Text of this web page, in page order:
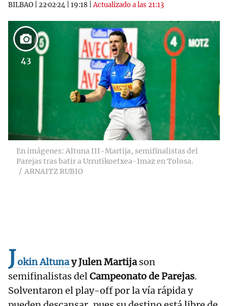
BILBAO 22·02·24 19:18 |Actualizado a las 21:13
43
En imágenes: Altuna III-Martija, semifinalistas del
Parejas tras batir a Urrutikoetxea-Imaz en Tolosa.
ARNAITZ RUBIO
Jokin Altunay Julen Martijason
semifinalistas delCampeonato de Parejas.
Solventaron el play-off por la vía rápida y